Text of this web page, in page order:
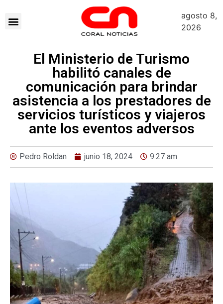
agosto 8,
2026
El Ministerio de Turismo
habilitó canales de
comunicación para brindar
asistencia a los prestadores de
servicios turísticos y viajeros
ante los eventos adversos
Pedro Roldan junio 18, 2024 9:27 am